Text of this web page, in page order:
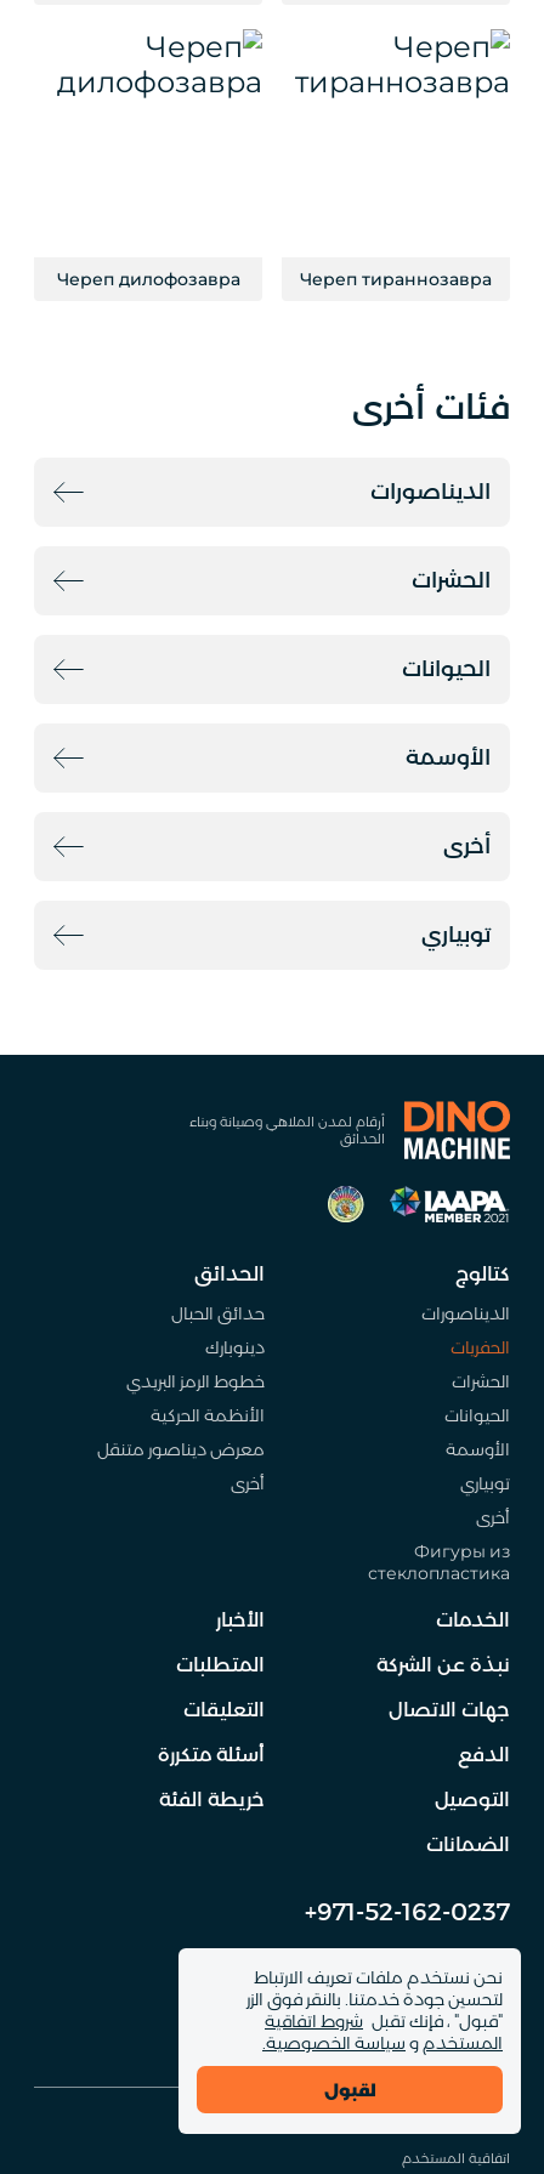
Череп тираннозавра
Череп дилофозавра
فئات أخرى
الديناصورات
الحشرات
الحيوانات
الأوسمة
أخرى
توبياري
نحن نستخدم ملفات تعريف الارتباط
لتحسين جودة خدمتنا. بالنقر فوق الزر
"قبول" ، فإنك تقبل شروط اتفاقية
المستخدم و سياسة الخصوصية.
لقبول
أرقام لمدن الملاهي وصيانة وبناء
الحدائق
كتالوج
الديناصورات
الحفريات
الحشرات
الحيوانات
الأوسمة
توبياري
أخرى
Фигуры из
стеклопластика
الحدائق
حدائق الحبال
دينوبارك
خطوط الرمز البريدي
الأنظمة الحركية
معرض ديناصور متنقل
أخرى
الخدمات
نبذة عن الشركة
جهات الاتصال
الدفع
التوصيل
الضمانات
الأخبار
المتطلبات
التعليقات
أسئلة متكررة
خريطة الفئة
+971-52-162-0237
info@dinomachine.ru
اتفاقية المستخدم